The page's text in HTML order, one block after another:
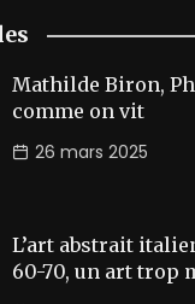
Mathilde Biron,
comme on vit
26 mars 2025
L’art abstrait
60-70, un art trop